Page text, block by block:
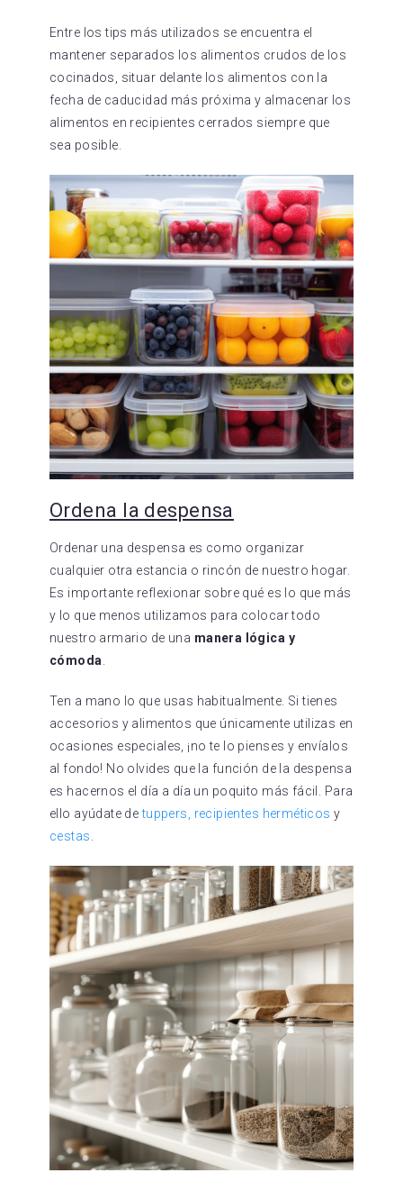
Entre los tips más utilizados se encuentra el
mantener separados los alimentos crudos de los
cocinados, situar delante los alimentos con la
fecha de caducidad más próxima y almacenar los
alimentos en recipientes cerrados siempre que
sea posible.
Ordena la despensa
Ordenar una despensa es como organizar
cualquier otra estancia o rincón de nuestro hogar.
Es importante reflexionar sobre qué es lo que más
y lo que menos utilizamos para colocar todo
nuestro armario de una manera lógica y
cómoda
Ten a mano lo que usas habitualmente. Si tienes
accesorios y alimentos que únicamente utilizas en
ocasiones especiales, ¡no te lo pienses y envíalos
al fondo! No olvides que la función de la despensa
es hacernos el día a día un poquito más fácil. Para
ello ayúdate detuppers, recipientes herméticos y
cestas